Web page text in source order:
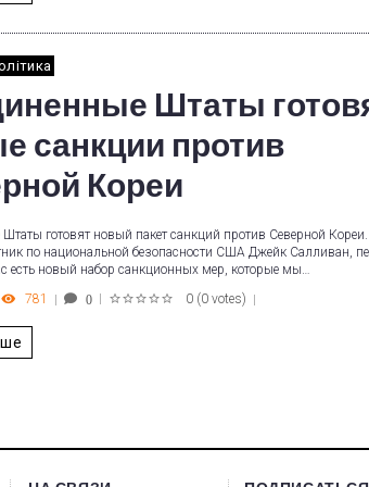
Штаты
санкции против
Кореи
готовят новый пакет санкций против Северной
по национальной безопасности США Джейк Салливан,
есть новый набор санкционных мер, которые мы…
781 0 0 (0 votes)